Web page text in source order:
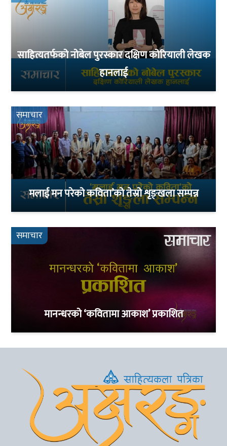
साहित्यतर्फको नोबेल पुरस्कार दक्षिण कोरियाली लेखक
हानलाई
समाचार
मलाई मन परेको कविता’को तेस्रो शृङ्खला सम्पन्न
समाचार
मानन्धरको ‘कवितामा आकाश’ प्रकाशित